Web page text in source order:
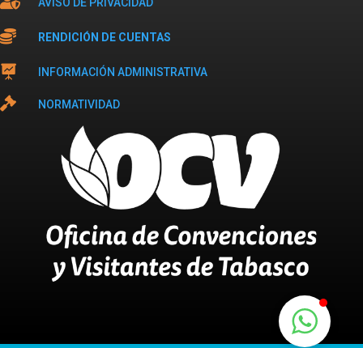
 RENDICIÓN DE CUENTAS
 INFORMACIÓN ADMINISTRATIVA
 NORMATIVIDAD